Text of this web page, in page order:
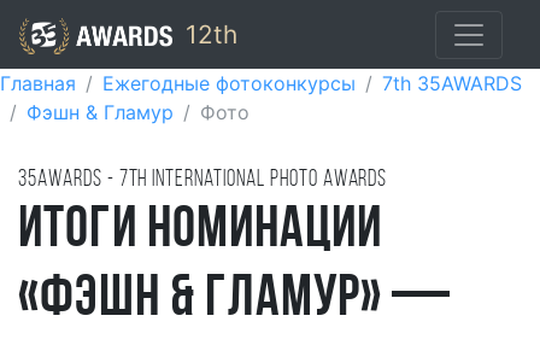
12th
Главная Ежегодные фотоконкурсы
7th 35AWARDS
Фэшн & Гламур
Фото
35AWARDS - 7TH international photo awards
Итоги номинации
«Фэшн & Гламур» —